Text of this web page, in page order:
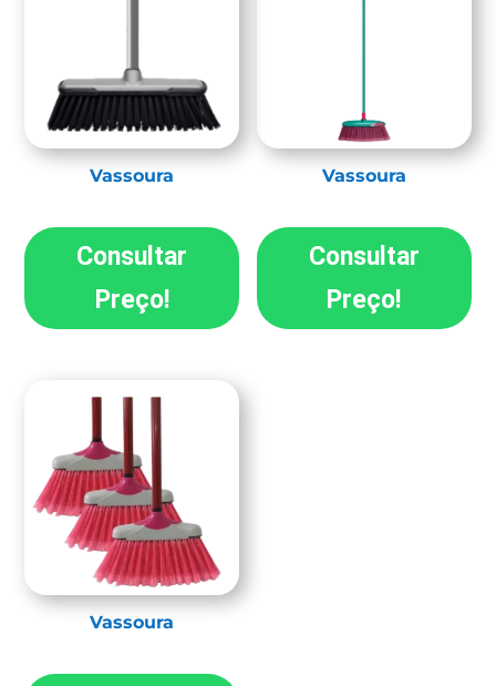
Vassoura
Consultar
Preço!
Vassoura
Consultar
Preço!
Vassoura